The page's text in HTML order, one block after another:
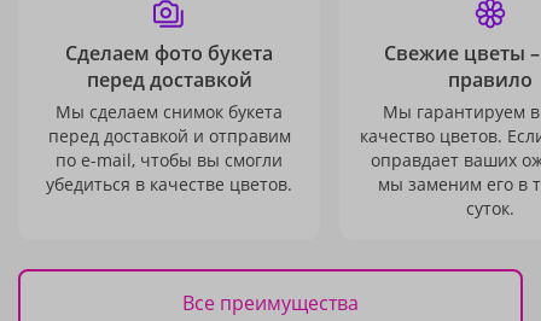
Сделаем фото букета
перед доставкой
Мы сделаем снимок букета
перед доставкой и отправим
по e-mail, чтобы вы смогли
убедиться в качестве цветов.
Свежие цветы
правило
Мы гарантируем
качество цветов.
оправдает ваших
мы заменим его в
суток.
Все преимущества